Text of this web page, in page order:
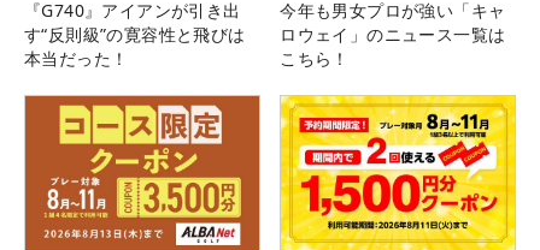
『G740』アイアンが引き出
す“反則級”の寛容性と飛びは
本当だった！
今年も男女プロが強い「キャ
ロウェイ」のニュース一覧は
こちら！